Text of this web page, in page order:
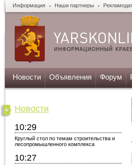
Информация Наши партнеры
Новости Объявления Форум
Новости
10:29
Круглый стол по темам строительства и
лесопромышленного комплекса
10:27